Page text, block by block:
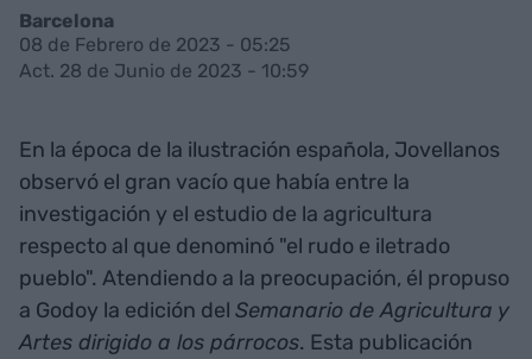
Barcelona
08 de Febrero de 2023 - 05:25
Act. 28 de Junio de 2023 - 10:59
En la época de la ilustración española, Jovellanos
observó el gran vacío que había entre la
investigación y el estudio de la agricultura
respecto al que denominó "el rudo e iletrado
pueblo". Atendiendo a la preocupación, él propuso
a Godoy la edición del Semanario de Agricultura y
Artes dirigido a los párrocos. Esta publicación